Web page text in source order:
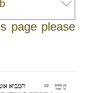
page please